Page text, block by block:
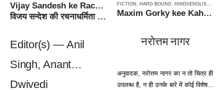
Vijay Sandesh ke Rachnadharmita : Rang aur Rekhayein
विजय सन्देश की रचनाधर्मिता : रंग और रेखाएँ
Editor(s) — Anil
Singh, Anant
Dwivedi
FICTION , HARD BOUND, HINDI/ENGLISH/URDU CLASSICS
Maxim Gorky kee Kahaniyan / मकसीम गोरिकी की कहानियाँ – Russian Classic Stories
नरोत्तम नागर
अनुवादक, नरोत्तम नागर का न तो चित्र ही
उपलब्ध है, न ही उनके बारे में कोई विशेष